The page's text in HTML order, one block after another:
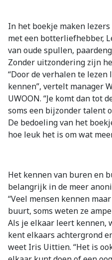
In het boekje maken
met een botterliefhebber,
van oude spullen,
Zonder uitzondering zijn
“Door de verhalen te lezen
kennen”, vertelt manager
UWOON. “Je komt dan tot
soms een bijzonder talent
De bedoeling van het
hoe leuk het is om wat
Het kennen van buren en
belangrijk in de meer
“Veel mensen kennen
buurt, soms weten ze
Als je elkaar leert kennen,
kent elkaars achtergrond
weet Iris Uittien. “Het is